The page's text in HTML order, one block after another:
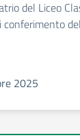
del Liceo
conferimento
2025